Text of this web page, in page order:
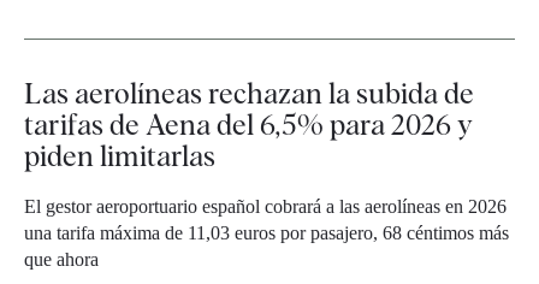
Las aerolíneas rechazan la subida de
tarifas de Aena del 6,5% para 2026 y
piden limitarlas
El gestor aeroportuario español cobrará a las aerolíneas en 2026
una tarifa máxima de 11,03 euros por pasajero, 68 céntimos más
que ahora